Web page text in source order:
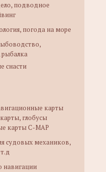
подводное
погода на море
снасти
карты
глобусы
карты C-MAP
судовых механиков,
навигации